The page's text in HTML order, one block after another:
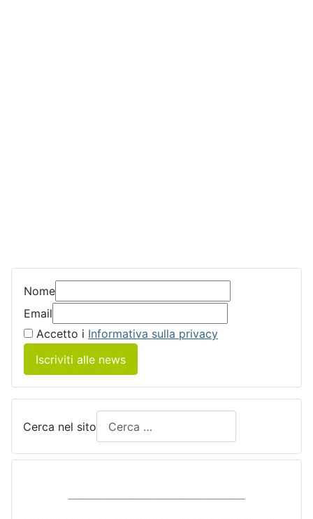
Nome
Email
Accetto i Informativa sulla privacy
Iscriviti alle news
Cerca nel sito